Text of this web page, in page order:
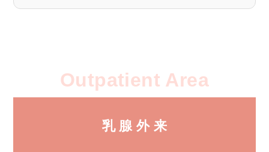
Outpatient Area
乳 腺 外 来